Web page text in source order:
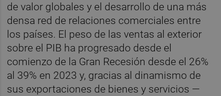
de valor globales y el desarrollo de una más
densa red de relaciones comerciales entre
los países. El peso de las ventas al exterior
sobre el PIB ha progresado desde el
comienzo de la Gran Recesión desde el 26%
al 39% en 2023 y, gracias al dinamismo de
sus exportaciones de bienes y servicios —